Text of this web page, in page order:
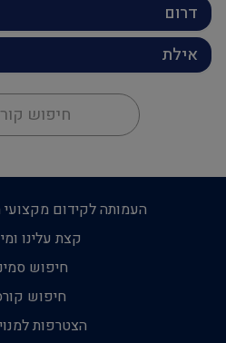
דרום
אילת
חיפוש
העמותה לקידום
קצת עלינו
חיפוש
חיפוש
הצטרפות